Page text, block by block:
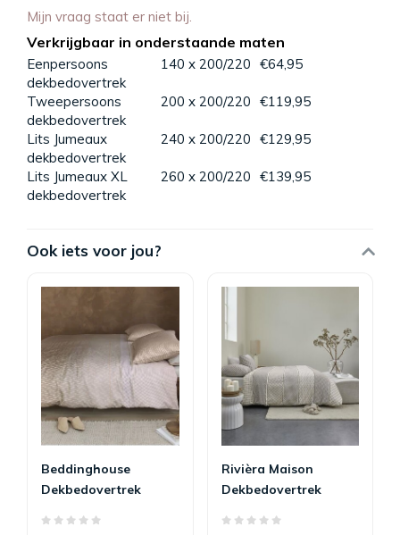
Mijn vraag staat er niet bij.
Verkrijgbaar in onderstaande maten
Eenpersoons
dekbedovertrek
140 x 200/220 €64,95
Tweepersoons
dekbedovertrek
200 x 200/220 €119,95
Lits Jumeaux
dekbedovertrek
240 x 200/220 €129,95
Lits Jumeaux XL
dekbedovertrek
260 x 200/220 €139,95
Ook iets voor jou?
Beddinghouse
Dekbedovertrek
Rivièra Maison
Dekbedovertrek